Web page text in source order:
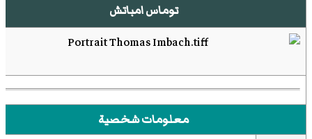
توماس امباتش
معلومات شخصية